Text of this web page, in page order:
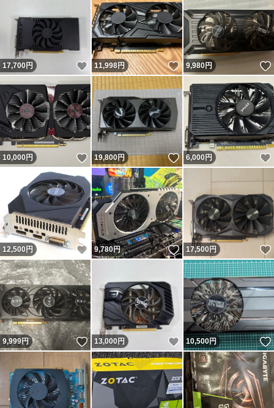
17,700円 いいね！
11,998円 いいね！
9,980円
10,000円 いいね！
19,800円 いいね！
6,000円
12,500 円 いいね！
9,780円 いいね！
17,500円
9,999円 いいね！
13,000円 いいね！
10,500円